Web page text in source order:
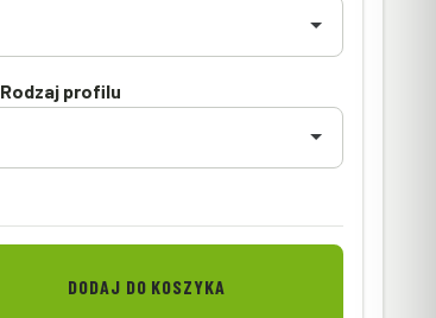
Rodzaj profilu
DODAJ DO KOSZYKA